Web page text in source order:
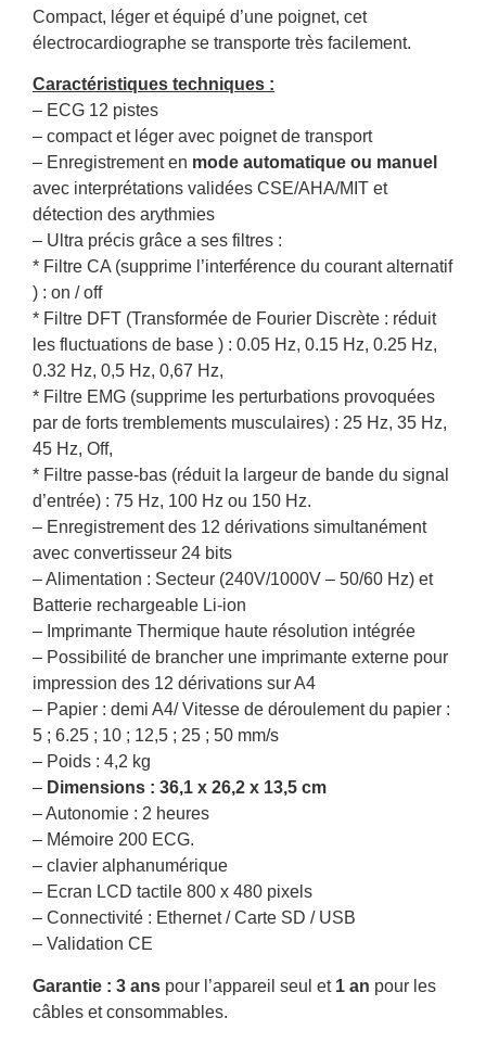
Compact, léger et équipé d’une poignet, cet
électrocardiographe se transporte très facilement.
Caractéristiques techniques :
– ECG 12 pistes
– compact et léger avec poignet de transport
– Enregistrement en mode automatique ou manuel
avec interprétations validées CSE/AHA/MIT et
détection des arythmies
– Ultra précis grâce a ses filtres :
* Filtre CA (supprime l’interférence du courant alternatif
) : on / off
* Filtre DFT (Transformée de Fourier Discrète : réduit
les fluctuations de base ) : 0.05 Hz, 0.15 Hz, 0.25 Hz,
0.32 Hz, 0,5 Hz, 0,67 Hz,
* Filtre EMG (supprime les perturbations provoquées
par de forts tremblements musculaires) : 25 Hz, 35 Hz,
45 Hz, Off,
* Filtre passe-bas (réduit la largeur de bande du signal
d’entrée) : 75 Hz, 100 Hz ou 150 Hz.
– Enregistrement des 12 dérivations simultanément
avec convertisseur 24 bits
– Alimentation : Secteur (240V/1000V – 50/60 Hz) et
Batterie rechargeable Li-ion
– Imprimante Thermique haute résolution intégrée
– Possibilité de brancher une imprimante externe pour
impression des 12 dérivations sur A4
– Papier : demi A4/ Vitesse de déroulement du papier :
5 ; 6.25 ; 10 ; 12,5 ; 25 ; 50 mm/s
– Poids : 4,2 kg
– Dimensions : 36,1 x 26,2 x 13,5 cm
– Autonomie : 2 heures
– Mémoire 200 ECG.
– clavier alphanumérique
– Ecran LCD tactile 800 x 480 pixels
– Connectivité : Ethernet / Carte SD / USB
– Validation CE
Garantie : 3 ans pour l’appareil seul et 1 an pour les
câbles et consommables.